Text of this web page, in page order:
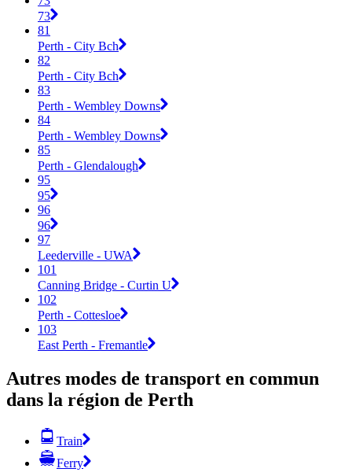
73
81
Perth - City Bch
82
Perth - City Bch
83
Perth - Wembley Downs
84
Perth - Wembley Downs
85
Perth - Glendalough
95
95
96
96
97
Leederville - UWA
101
Canning Bridge - Curtin U
102
Perth - Cottesloe
103
East Perth - Fremantle
Autres modes de transport en commun
dans la région de Perth
Train
Ferry